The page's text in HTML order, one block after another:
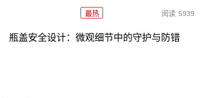
最热 阅读 5939
瓶盖安全设计：微观细节中的守护与防错